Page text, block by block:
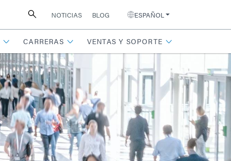
NOTICIAS BLOG ESPAÑOL
CARRERAS VENTAS Y SOPORTE